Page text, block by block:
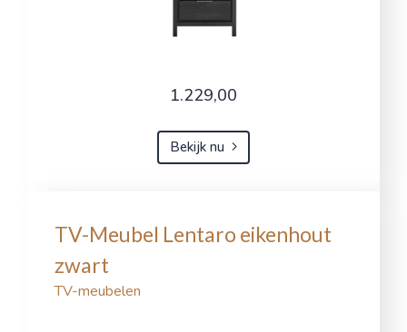
1.229,00
Bekijk nu
TV-Meubel Lentaro eikenhout
zwart
TV-meubelen